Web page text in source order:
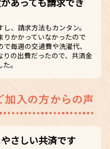
、請求方法もカンタン。
りかかっていなかったので
毎週の交通費や洗濯代、
の出費だったので、共済金
。
さしい共済です